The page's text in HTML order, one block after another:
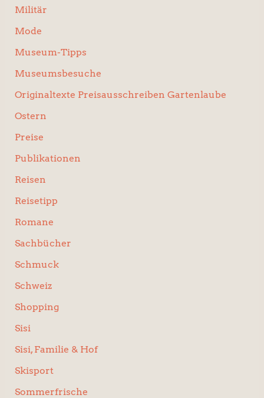
Militär
Mode
Museum-Tipps
Museumsbesuche
Originaltexte Preisausschreiben Gartenlaube
Ostern
Preise
Publikationen
Reisen
Reisetipp
Romane
Sachbücher
Schmuck
Schweiz
Shopping
Sisi
Sisi, Familie & Hof
Skisport
Sommerfrische